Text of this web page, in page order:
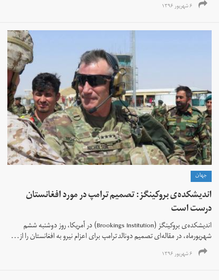
۶ شهریور ۱۳۹۶
جهان
اندیشکده‌ی بروکینگز: تصمیم ترامپ در مورد افغانستان
درست است
اندیشکده‌ی بروکینگز (Brookings Institution) در آمریکا، روز دوشنبه ششم
شهریورماه، در مقاله‌ای تصمیم دونالد ترامپ برای اعزام نیرو به افغانستان را از...
۶ شهریور ۱۳۹۶